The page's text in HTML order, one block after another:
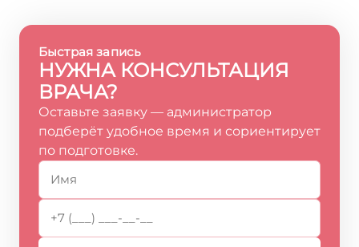
Быстрая запись
НУЖНА КОНСУЛЬТАЦИЯ
ВРАЧА?
Оставьте заявку — администратор
подберёт удобное время и сориентирует
по подготовке.